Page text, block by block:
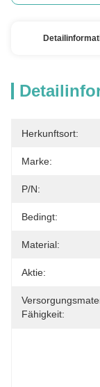
Herkunftsort:
Marke:
P/N:
Bedingt:
Material:
Aktie:
Fähigkeit: